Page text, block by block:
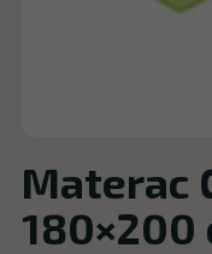
Materac
180×200